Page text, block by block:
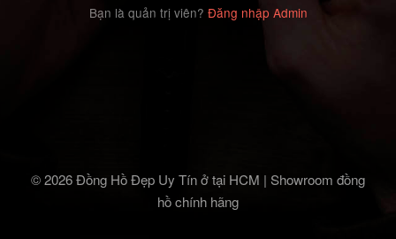
Bạn là quản trị viên? Đăng nhập Admin
© 2026 Đồng Hồ Đẹp Uy Tín ở tại HCM | Showroom đồng
hồ chính hãng‎